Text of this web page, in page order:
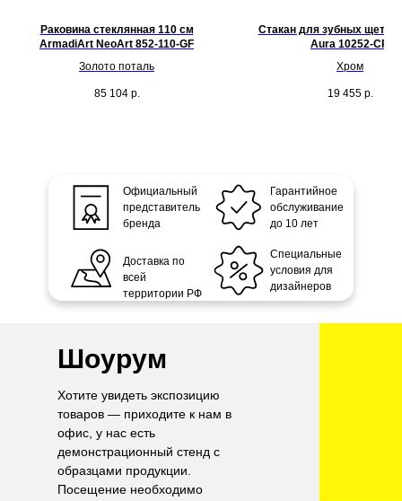
Раковина стеклянная 110 см
ArmadiArt NeoArt 852-110-GF
Золото поталь
85 104 р.
Стакан для зубных щеток
Aura 10252-CR
Хром
19 455 р.
Официальный
представитель
бренда
Доставка по
всей
территории РФ
Гарантийное
обслуживание
до 10 лет
Специальные
условия для
дизайнеров
Шоурум
Хотите увидеть экспозицию
товаров — приходите к нам в
офис, у нас есть
демонстрационный стенд с
образцами продукции.
Посещение необходимо